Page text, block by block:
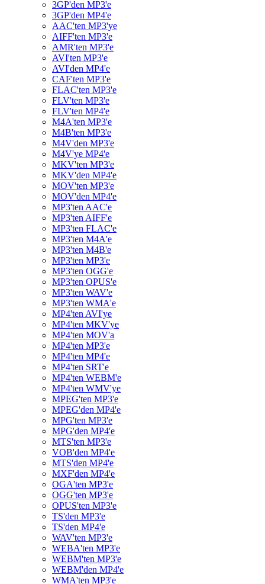
3GP'den MP3'e
3GP'den MP4'e
AAC'ten MP3'ye
AIFF'ten MP3'e
AMR'ten MP3'e
AVI'ten MP3'e
AVI'den MP4'e
CAF'ten MP3'e
FLAC'ten MP3'e
FLV'ten MP3'e
FLV'ten MP4'e
M4A'ten MP3'e
M4B'ten MP3'e
M4V'den MP3'e
M4V'ye MP4'e
MKV'ten MP3'e
MKV'den MP4'e
MOV'ten MP3'e
MOV'den MP4'e
MP3'ten AAC'e
MP3'ten AIFF'e
MP3'ten FLAC'e
MP3'ten M4A'e
MP3'ten M4B'e
MP3'ten MP3'e
MP3'ten OGG'e
MP3'ten OPUS'e
MP3'ten WAV'e
MP3'ten WMA'e
MP4'ten AVI'ye
MP4'ten MKV'ye
MP4'ten MOV'a
MP4'ten MP3'e
MP4'ten MP4'e
MP4'ten SRT'e
MP4'ten WEBM'e
MP4'ten WMV'ye
MPEG'ten MP3'e
MPEG'den MP4'e
MPG'ten MP3'e
MPG'den MP4'e
MTS'ten MP3'e
VOB'den MP4'e
MTS'den MP4'e
MXF'den MP4'e
OGA'ten MP3'e
OGG'ten MP3'e
OPUS'ten MP3'e
TS'den MP3'e
TS'den MP4'e
WAV'ten MP3'e
WEBA'ten MP3'e
WEBM'ten MP3'e
WEBM'den MP4'e
WMA'ten MP3'e